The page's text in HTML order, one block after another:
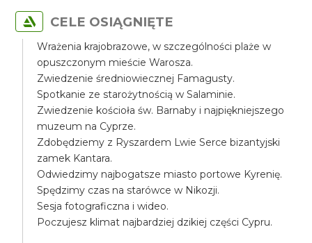
CELE OSIĄGNIĘTE
Wrażenia krajobrazowe, w szczególności plaże w
opuszczonym mieście Warosza.
Zwiedzenie średniowiecznej Famagusty.
Spotkanie ze starożytnością w Salaminie.
Zwiedzenie kościoła św. Barnaby i najpiękniejszego
muzeum na Cyprze.
Zdobędziemy z Ryszardem Lwie Serce bizantyjski
zamek Kantara.
Odwiedzimy najbogatsze miasto portowe Kyrenię.
Spędzimy czas na starówce w Nikozji.
Sesja fotograficzna i wideo.
Poczujesz klimat najbardziej dzikiej części Cypru.